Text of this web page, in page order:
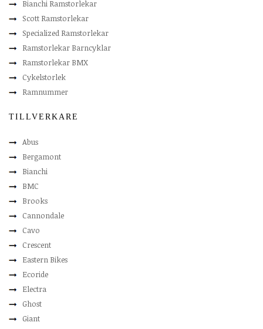
Bianchi Ramstorlekar
Scott Ramstorlekar
Specialized Ramstorlekar
Ramstorlekar Barncyklar
Ramstorlekar BMX
Cykelstorlek
Ramnummer
TILLVERKARE
Abus
Bergamont
Bianchi
BMC
Brooks
Cannondale
Cavo
Crescent
Eastern Bikes
Ecoride
Electra
Ghost
Giant